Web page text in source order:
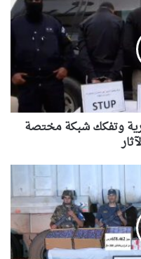
3550 قطعة أثرية وتفكك شبكة مختصة